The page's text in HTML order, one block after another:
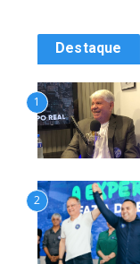
Destaque
1
2